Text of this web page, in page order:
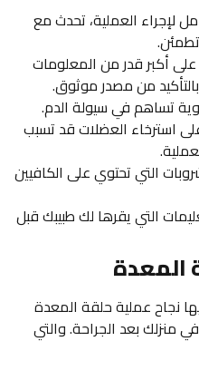
لإجراء العملية، تحدث مع
أكبر قدر من المعلومات
من مصدر موثوق.
تساهم في سيولة الدم.
استرخاء العضلات قد تسبب
التي تحتوي على الكافيين
التي يقرها لك طبيبك قبل
المعدة
نجاح عملية حلقة المعدة
منزلك بعد الجراحة. والتي